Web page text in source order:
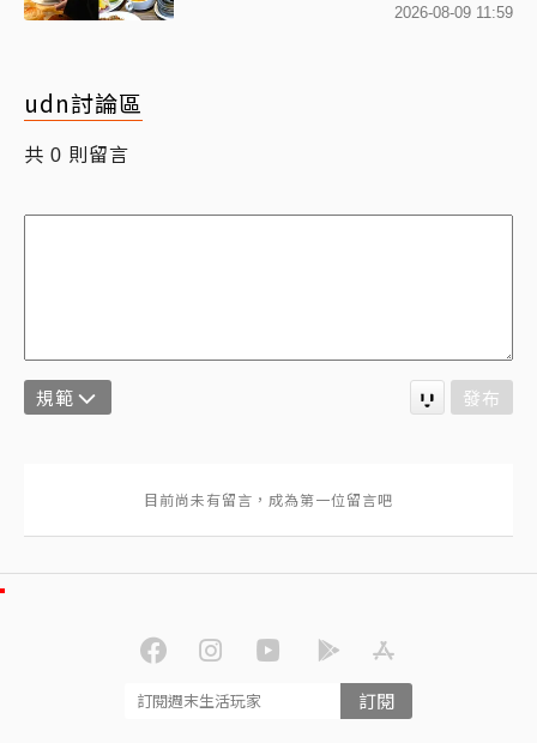
2026-08-09 11:59
udn討論區
共 0 則留言
規範 發布
訂閱